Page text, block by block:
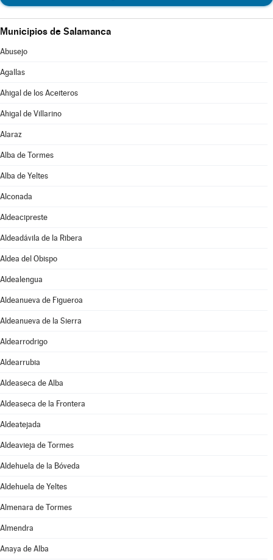
Municipios de Salamanca
Abusejo
Agallas
Ahigal de los Aceiteros
Ahigal de Villarino
Alaraz
Alba de Tormes
Alba de Yeltes
Alconada
Aldeacipreste
Aldeadávila de la Ribera
Aldea del Obispo
Aldealengua
Aldeanueva de Figueroa
Aldeanueva de la Sierra
Aldearrodrigo
Aldearrubia
Aldeaseca de Alba
Aldeaseca de la Frontera
Aldeatejada
Aldeavieja de Tormes
Aldehuela de la Bóveda
Aldehuela de Yeltes
Almenara de Tormes
Almendra
Anaya de Alba